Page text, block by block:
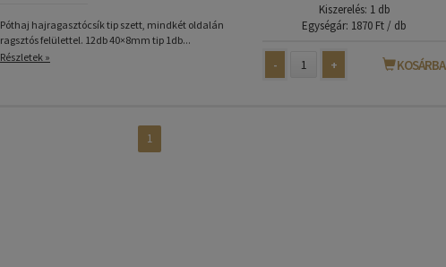
Póthaj hajragasztócsík tip szett, mindkét oldalán
ragsztós felülettel. 12db 40×8mm tip 1db...
Részletek »
Kiszerelés: 1 db
Egységár: 1870 Ft / db
- + KOSÁRBA
1